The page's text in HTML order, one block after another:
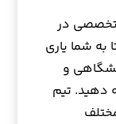
تخصصی در
به شما یاری
و
دهید. تیم